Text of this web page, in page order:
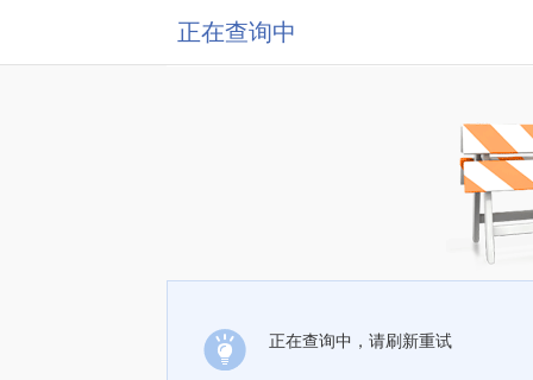
正在查询中
正在查询中，请刷新重试